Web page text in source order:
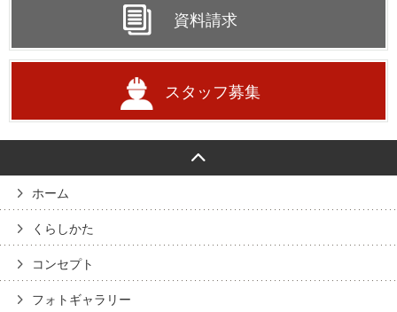
資料請求
スタッフ募集
ホーム
くらしかた
コンセプト
フォトギャラリー